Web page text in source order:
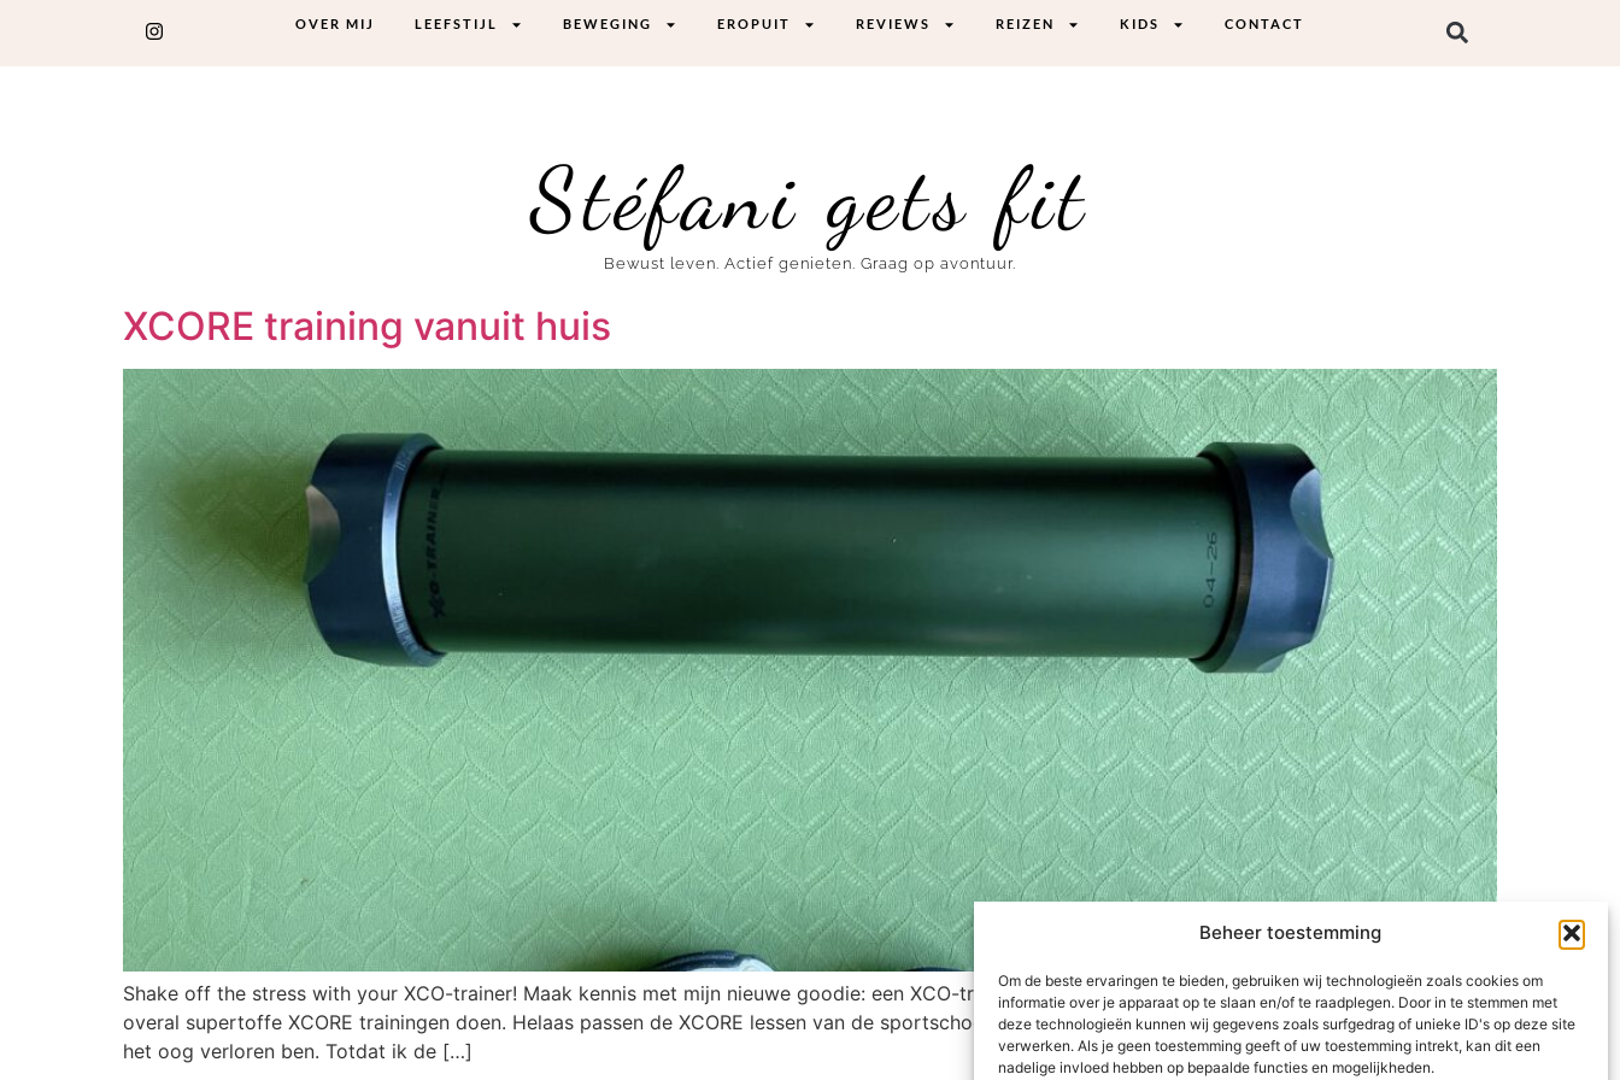
Beheer toestemming
Om de beste ervaringen te bieden, gebruiken wij technologieën zoals cookies om
informatie over je apparaat op te slaan en/of te raadplegen. Door in te stemmen met
deze technologieën kunnen wij gegevens zoals surfgedrag of unieke ID's op deze site
verwerken. Als je geen toestemming geeft of uw toestemming intrekt, kan dit een
nadelige invloed hebben op bepaalde functies en mogelijkheden.
OVER MIJ LEEFSTIJL BEWEGING EROPUIT REVIEWS REIZEN KIDS CONTACT
Stéfani gets fit
Bewust leven. Actief genieten. Graag op avontuur.
XCORE training vanuit huis
Shake off the stress with your XCO-trainer! Maak kennis met mijn nieuwe goodie: een XCO-trainer! Met deze buis gevuld met grit kan ik altijd en
overal supertoffe XCORE trainingen doen. Helaas passen de XCORE lessen van de sportschool niet in mijn agenda waardoor ik XCORE een beetje uit
het oog verloren ben. Totdat ik de […]